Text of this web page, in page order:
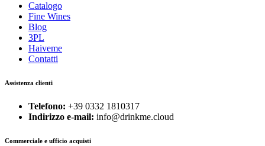
Catalogo
Fine Wines
Blog
3PL
Haiveme
Contatti
Assistenza clienti
Telefono: +39 0332 1810317
Indirizzo e-mail: info@drinkme.cloud
Commerciale e ufficio acquisti